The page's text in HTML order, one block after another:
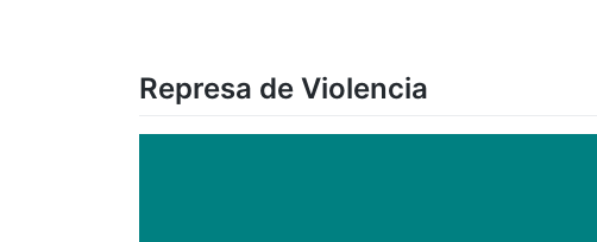
Represa de Violencia